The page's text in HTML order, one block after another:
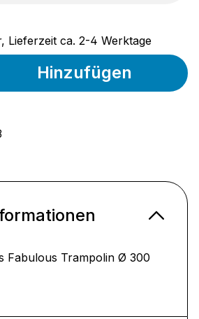
Lieferzeit ca. 2-4 Werktage
Hinzufügen
Fabulous Trampolin Ø 300